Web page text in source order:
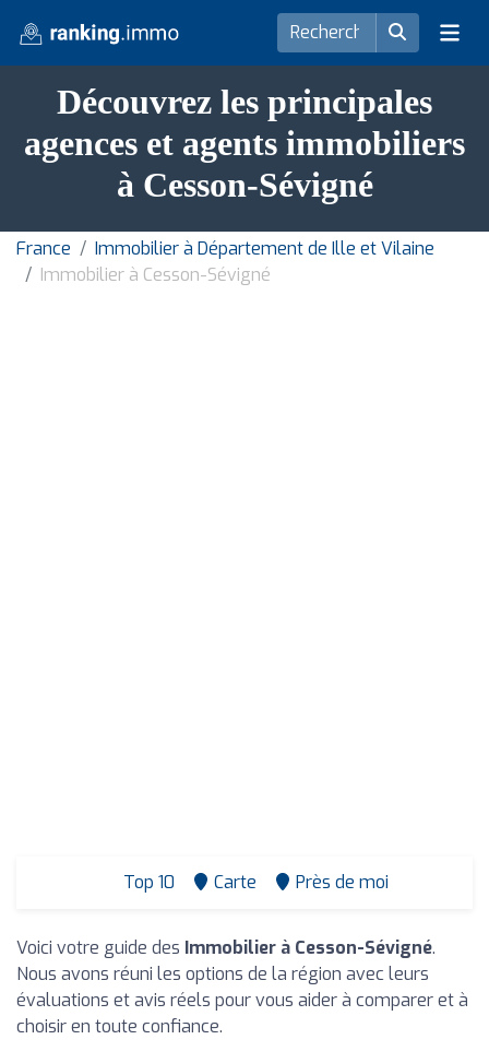
Découvrez les principales
agences et agents immobiliers
à Cesson-Sévigné
France
Immobilier à Département de Ille et Vilaine
Immobilier à Cesson-Sévigné
Top 10 Carte Près de moi
Voici votre guide des Immobilier à Cesson-Sévigné.
Nous avons réuni les options de la région avec leurs
évaluations et avis réels pour vous aider à comparer et à
choisir en toute confiance.